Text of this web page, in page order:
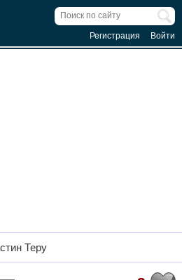
Регистрация Войти
Теру